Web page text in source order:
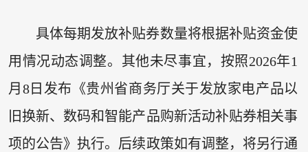
具体每期发放补贴券数量将根据补贴资金使
用情况动态调整。其他未尽事宜，按照2026年1
月8日发布《贵州省商务厅关于发放家电产品以
旧换新、数码和智能产品购新活动补贴券相关事
项的公告》执行。后续政策如有调整，将另行通